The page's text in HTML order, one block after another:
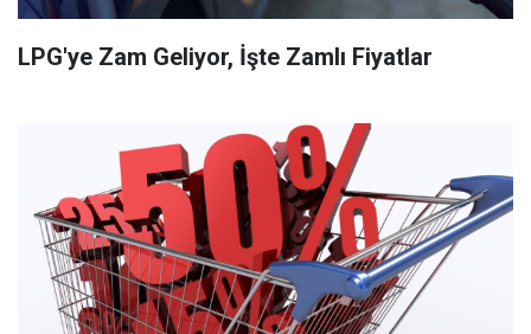
LPG'ye Zam Geliyor, İşte Zamlı Fiyatlar